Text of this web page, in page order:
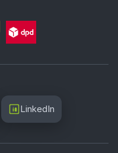
LinkedIn